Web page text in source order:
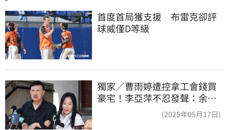
首度首局獲支援　布雷克卻評
球威僅D等級
獨家／曹雨婷遭控拿工會錢買
豪宅！李亞萍不忍發聲：余天
(2025年05月17日)